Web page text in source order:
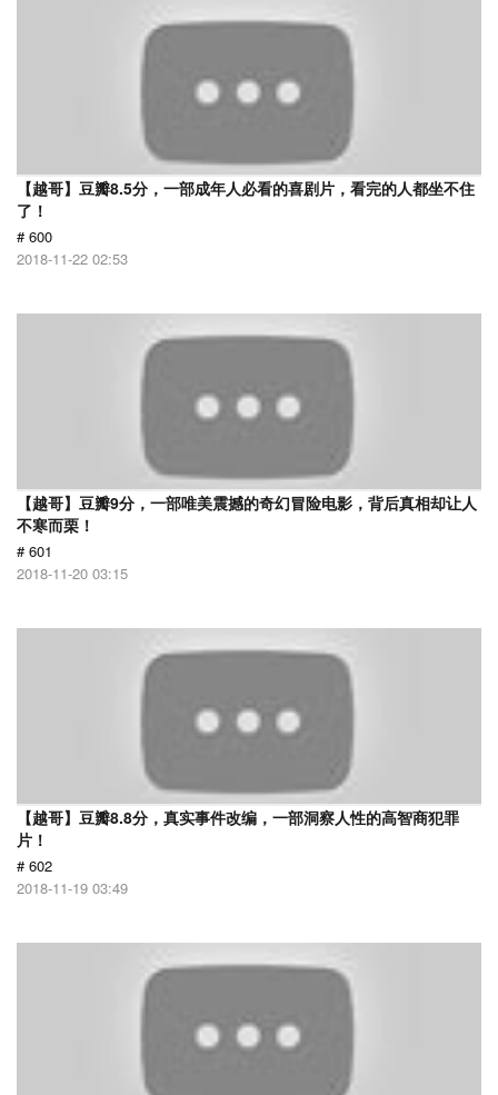
【越哥】豆瓣8.5分，一部成年人必看的喜剧片，看完的人都坐不住
了！
# 600
2018-11-22 02:53
【越哥】豆瓣9分，一部唯美震撼的奇幻冒险电影，背后真相却让人
不寒而栗！
# 601
2018-11-20 03:15
【越哥】豆瓣8.8分，真实事件改编，一部洞察人性的高智商犯罪
片！
# 602
2018-11-19 03:49